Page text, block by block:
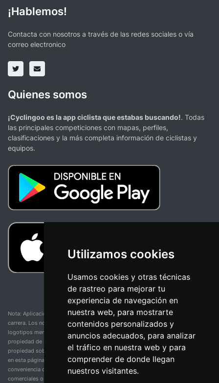
Utilizamos cookies
Usamos cookies y otras técnicas
de rastreo para mejorar tu
experiencia de navegación en
nuestra web, para mostrarte
contenidos personalizados y
anuncios adecuados, para analizar
el tráfico en nuestra web y para
comprender de donde llegan
nuestros visitantes.
¡Hablemos!
Contacta con nosotros a través de las redes sociales o vía
correo electronico
Quienes somos
¡Cyclingoo es la app ciclista que estabas buscando!. Todas
las principales competiciones con mapas, perfiles,
clasificaciones y la más completa información de ciclistas y
equipos.
Nota: Aplicación y web no oficial y no relacionada con ninguna organización o
carrera. Los nombres de equipos, competiciones, marcas comerciales y
logotipos mencionados en esta página de resultados de ciclismo son
propiedad de sus respectivos dueños. No tenemos afiliación, patrocinio ni
propiedad sobre estas marcas comerciales. Toda la información proporcionada
en esta página se presenta únicamente con fines informativos y para la
conveniencia de nuestros usuarios. Cualquier uso de nombres, marcas
comerciales o logotipos tiene el único propósito de identificar equipos y